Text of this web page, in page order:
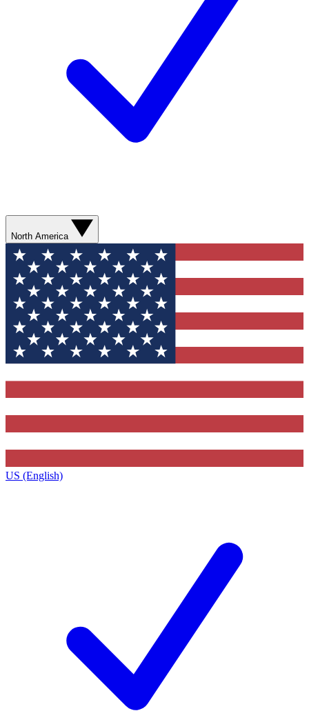
North America
US (English)